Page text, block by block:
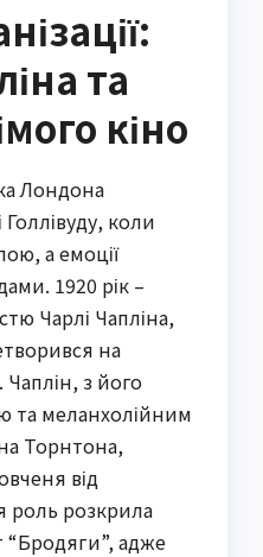
та
кіно
Лондона
коли
а емоції
1920 рік –
Чарлі Чапліна,
на
з його
та меланхолійним
Торнтона,
від
роль розкрила
адже